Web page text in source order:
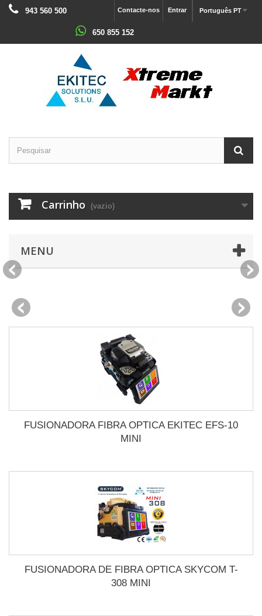
Português PT
Entrar
Contacte-nos
943 560 500
650 855 152
Carrinho (vazio)
MENU
FUSIONADORA FIBRA OPTICA EKITEC EFS-10
MINI
FUSIONADORA DE FIBRA OPTICA SKYCOM T-
308 MINI